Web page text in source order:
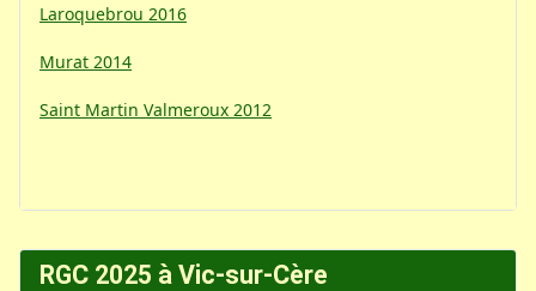
RGC 2025 à Vic-sur-Cère
Laroquebrou 2016
Murat 2014
Saint Martin Valmeroux 2012